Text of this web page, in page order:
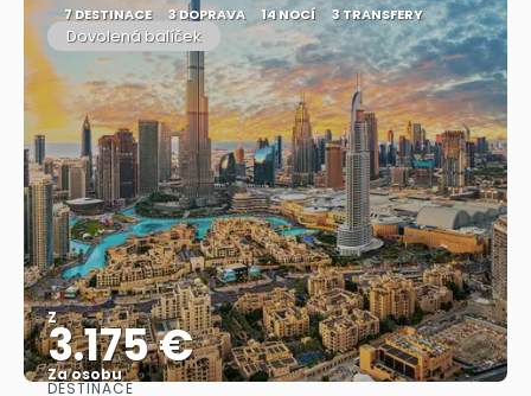
7 DESTINACE 3 DOPRAVA 14 NOCÍ 3 TRANSFERY
Dovolená balíček
Z
3.175 €
Za osobu
DESTINACE